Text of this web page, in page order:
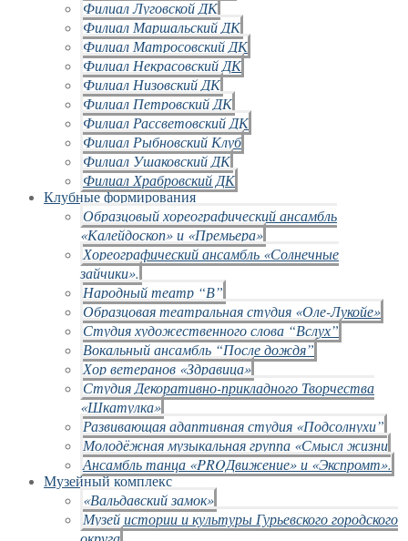
Филиал Луговской ДК
Филиал Маршальский ДК
Филиал Матросовский ДК
Филиал Некрасовский ДК
Филиал Низовский ДК
Филиал Петровский ДК
Филиал Рассветовский ДК
Филиал Рыбновский Клуб
Филиал Ушаковский ДК
Филиал Храбровский ДК
Клубные формирования
Образцовый хореографический ансамбль
«Калейдоскоп» и «Премьера»
Хореографический ансамбль «Солнечные
зайчики».
Народный театр “В”
Образцовая театральная студия «Оле-Лукойе»
Студия художественного слова “Вслух”
Вокальный ансамбль “После дождя”
Хор ветеранов «Здравица»
Студия Декоративно-прикладного Творчества
«Шкатулка»
Развивающая адаптивная студия «Подсолнухи”
Молодёжная музыкальная группа «Смысл жизни
Ансамбль танца «PROДвижение» и «Экспромт».
Музейный комплекс
«Вальдавский замок»
Музей истории и культуры Гурьевского городского